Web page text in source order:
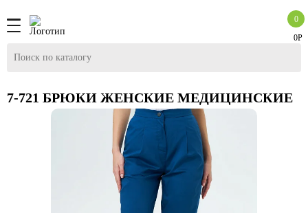
0Р
0
7-721 БРЮКИ ЖЕНСКИЕ МЕДИЦИНСКИЕ